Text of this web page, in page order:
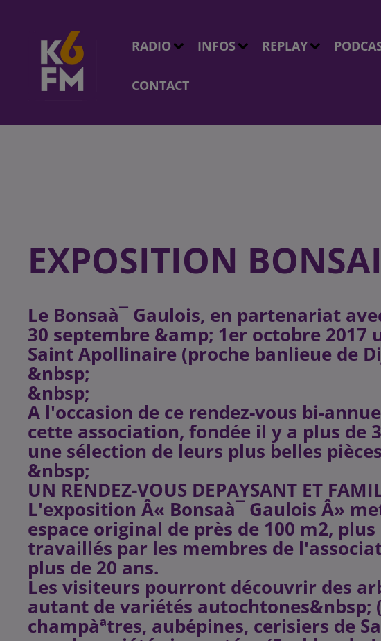
RADIO INFOS REPLAY
CONTACT
EXPOSITION BONSAI
Le Bonsaà¯ Gaulois, en partenariat
30 septembre &amp; 1er octobre 2017
Saint Apollinaire (proche banlieue de
&nbsp;
&nbsp;
A l'occasion de ce rendez-vous bi-
cette association, fondée il y a plus de
une sélection de leurs plus belles
&nbsp;
UN RENDEZ-VOUS DEPAYSANT ET
L'exposition Â« Bonsaà¯ Gaulois Â»
espace original de près de 100 m2,
travaillés par les membres de
plus de 20 ans.
Les visiteurs pourront découvrir des
autant de variétés autochtones&nbsp;
champàªtres, aubépines, cerisiers de